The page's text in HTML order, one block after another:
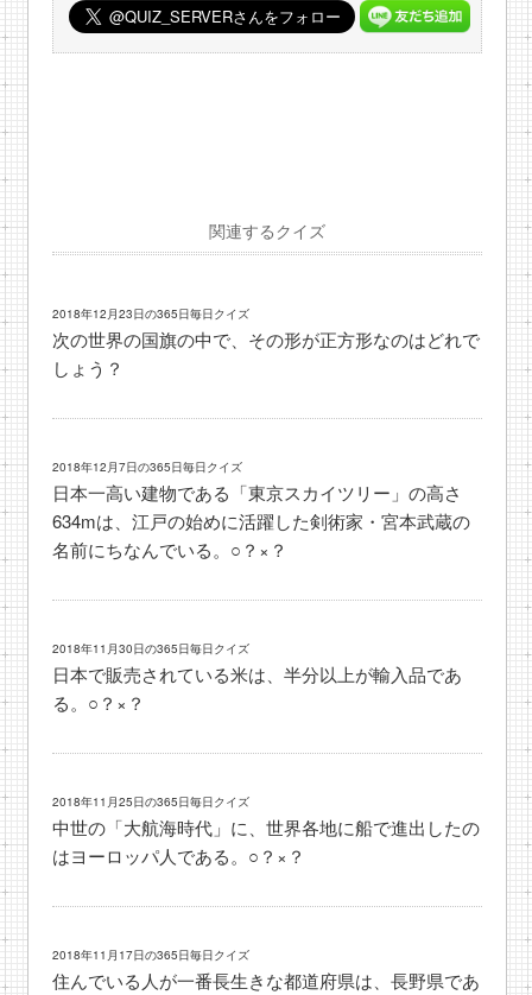
関連するクイズ
2018年12月23日の365日毎日クイズ
次の世界の国旗の中で、その形が正方形なのはどれで
しょう？
2018年12月7日の365日毎日クイズ
日本一高い建物である「東京スカイツリー」の高さ
634mは、江戸の始めに活躍した剣術家・宮本武蔵の
名前にちなんでいる。○？×？
2018年11月30日の365日毎日クイズ
日本で販売されている米は、半分以上が輸入品であ
る。○？×？
2018年11月25日の365日毎日クイズ
中世の「大航海時代」に、世界各地に船で進出したの
はヨーロッパ人である。○？×？
2018年11月17日の365日毎日クイズ
住んでいる人が一番長生きな都道府県は、長野県であ